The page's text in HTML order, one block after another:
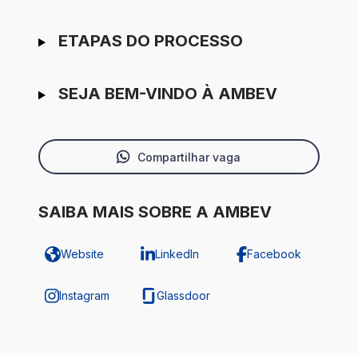
ETAPAS DO PROCESSO
SEJA BEM-VINDO À AMBEV
Compartilhar vaga
SAIBA MAIS SOBRE A AMBEV
Website LinkedIn Facebook
Instagram Glassdoor